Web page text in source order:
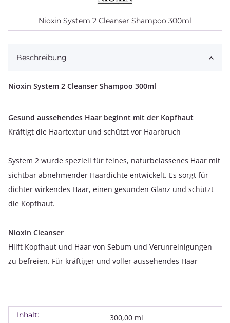
Nioxin System 2 Cleanser Shampoo 300ml
Beschreibung
Nioxin System 2 Cleanser Shampoo 300ml
Gesund aussehendes Haar beginnt mit der Kopfhaut
Kräftigt die Haartextur und schützt vor Haarbruch
System 2 wurde speziell für feines, naturbelassenes Haar mit
sichtbar abnehmender Haardichte entwickelt. Es sorgt für
dichter wirkendes Haar, einen gesunden Glanz und schützt
die Kopfhaut.
Nioxin Cleanser
Hilft Kopfhaut und Haar von Sebum und Verunreinigungen
zu befreien. Für kräftiger und voller aussehendes Haar
Produkteigenschaft
Wert
Inhalt: 300,00 ml